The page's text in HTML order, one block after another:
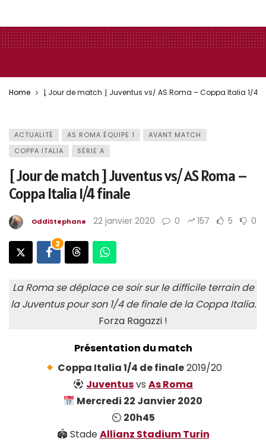
Home [ Jour de match ] Juventus vs/ AS Roma – Coppa Italia 1/4
ACTUALITÉ AS ROMA ÉQUIPE 1
AVANT MATCH
COPPA ITALIA
SÉRIE A
[ Jour de match ] Juventus vs/ AS Roma –
Coppa Italia 1/4 finale
OddiStephane 22 janvier 2020 0 157 5 0
2
La Roma se déplace ce soir sur le difficile terrain de
la Juventus pour son 1/4 de finale de la Coppa Italia.
Forza Ragazzi !
Présentation du match
Coppa Italia 1/4 de finale2019/20
JuventusvsAs Roma
Mercredi 22 Janvier 2020
⏲ 20h45
🏟 StadeAllianz Stadium Turin